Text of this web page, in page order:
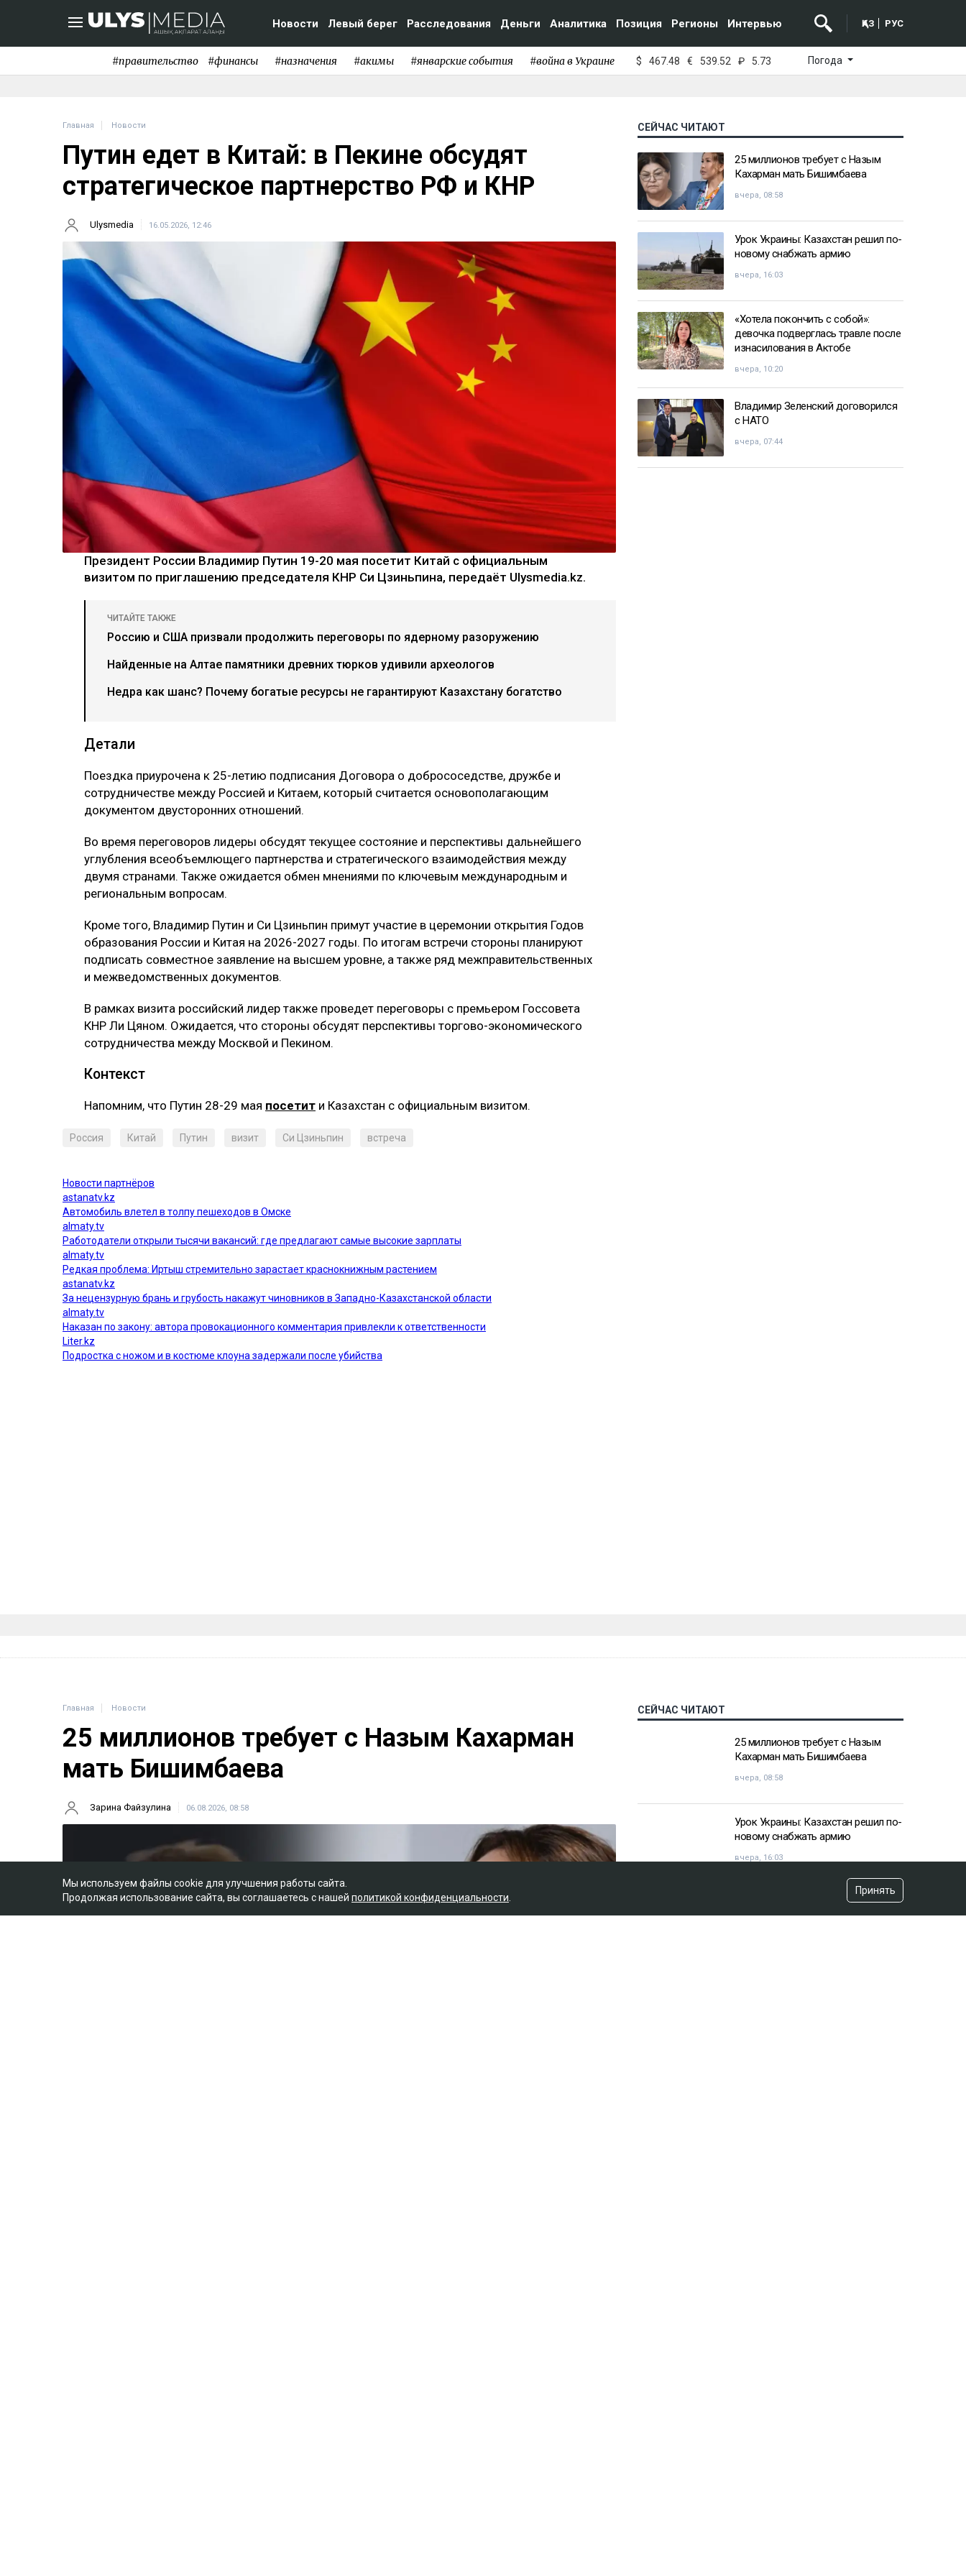
Новости Левый берег Расследования Деньги Аналитика Позиция Регионы Интервью ҚАЗ РУС
#правительство #финансы #назначения #акимы #январские события #война в Украине $ 467.48 € 539.52 ₽ 5.73 Погода
Главная Новости
Путин едет в Китай: в Пекине обсудят
стратегическое партнерство РФ и КНР
Ulysmedia 16.05.2026, 12:46
Президент России Владимир Путин 19-20 мая посетит Китай с официальным
визитом по приглашению председателя КНР Си Цзиньпина, передаёт Ulysmedia.kz.
ЧИТАЙТЕ ТАКЖЕ
Россию и США призвали продолжить переговоры по ядерному разоружению
Найденные на Алтае памятники древних тюрков удивили археологов
Недра как шанс? Почему богатые ресурсы не гарантируют Казахстану богатство
Детали
Поездка приурочена к 25-летию подписания Договора о добрососедстве, дружбе и
сотрудничестве между Россией и Китаем, который считается основополагающим
документом двусторонних отношений.
Во время переговоров лидеры обсудят текущее состояние и перспективы дальнейшего
углубления всеобъемлющего партнерства и стратегического взаимодействия между
двумя странами. Также ожидается обмен мнениями по ключевым международным и
региональным вопросам.
Кроме того, Владимир Путин и Си Цзиньпин примут участие в церемонии открытия Годов
образования России и Китая на 2026-2027 годы. По итогам встречи стороны планируют
подписать совместное заявление на высшем уровне, а также ряд межправительственных
и межведомственных документов.
В рамках визита российский лидер также проведет переговоры с премьером Госсовета
КНР Ли Цяном. Ожидается, что стороны обсудят перспективы торгово-экономического
сотрудничества между Москвой и Пекином.
Контекст
Напомним, что Путин 28-29 мая посетит и Казахстан с официальным визитом.
Россия Китай Путин визит Си Цзиньпин встреча
СЕЙЧАС ЧИТАЮТ
25 миллионов требует с Назым
Кахарман мать Бишимбаева
вчера, 08:58
Урок Украины: Казахстан решил по-
новому снабжать армию
вчера, 16:03
«Хотела покончить с собой»:
девочка подверглась травле после
изнасилования в Актобе
вчера, 10:20
Владимир Зеленский договорился
с НАТО
вчера, 07:44
Главная Новости
25 миллионов требует с Назым Кахарман
мать Бишимбаева
Зарина Файзулина 06.08.2026, 08:58
СЕЙЧАС ЧИТАЮТ
25 миллионов требует с Назым
Кахарман мать Бишимбаева
вчера, 08:58
Урок Украины: Казахстан решил по-
новому снабжать армию
вчера, 16:03
«Хотела покончить с собой»:
девочка подверглась травле после
Мы используем файлы cookie для улучшения работы сайта.
Продолжая использование сайта, вы соглашаетесь с нашей политикой конфиденциальности
Принять